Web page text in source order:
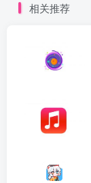
相关推荐